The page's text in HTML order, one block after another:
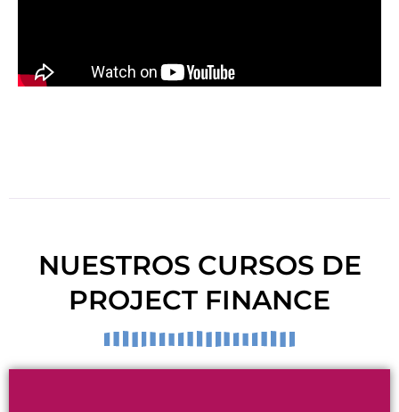
NUESTROS CURSOS DE
PROJECT FINANCE